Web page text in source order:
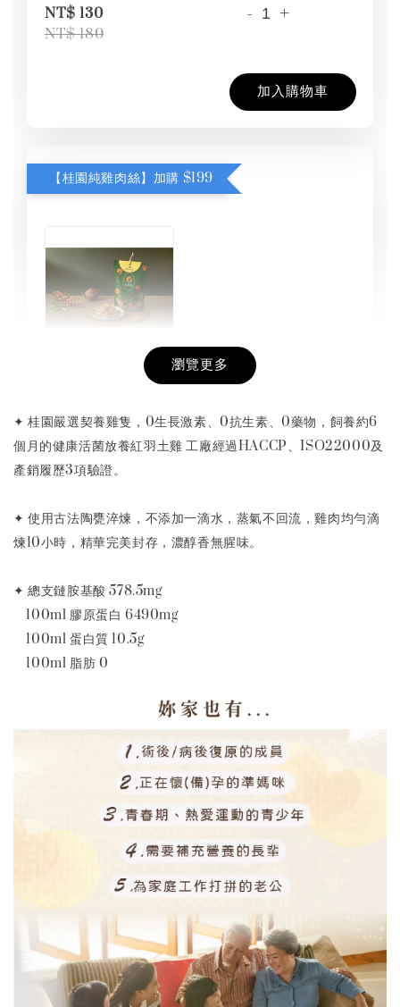
NT$ 130
NT$ 180
- +
加入購物車
【桂園純雞肉絲】加購 $199
桂園純雞肉絲
NT$ 268
- +
【贈品】平飼雞蛋１盒
- +
加入購物車
瀏覽更多
✦ 桂園嚴選契養雞隻，0生長激素、0抗生素、0藥物，飼養約6
個月的健康活菌放養紅羽土雞 工廠經過HACCP、ISO22000及
產銷履歷3項驗證。
✦ 使用古法陶甕淬煉，不添加一滴水，蒸氣不回流，雞肉均勻滴
煉10小時，精華完美封存，濃醇香無腥味。
✦ 總支鏈胺基酸 578.5mg
100ml 膠原蛋白 6490mg
100ml 蛋白質 10.5g
100ml 脂肪 0